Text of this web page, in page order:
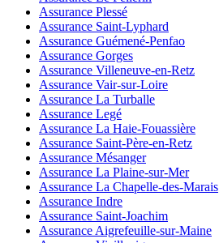
Assurance Plessé
Assurance Saint-Lyphard
Assurance Guémené-Penfao
Assurance Gorges
Assurance Villeneuve-en-Retz
Assurance Vair-sur-Loire
Assurance La Turballe
Assurance Legé
Assurance La Haie-Fouassière
Assurance Saint-Père-en-Retz
Assurance Mésanger
Assurance La Plaine-sur-Mer
Assurance La Chapelle-des-Marais
Assurance Indre
Assurance Saint-Joachim
Assurance Aigrefeuille-sur-Maine